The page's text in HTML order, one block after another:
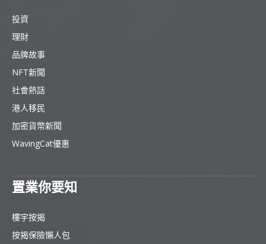
投資
理財
品牌故事
NFT新聞
社會熱話
港人移民
加密貨幣新聞
WavingCat優惠
置業你要知
樓宇按揭
按揭保險懶人包